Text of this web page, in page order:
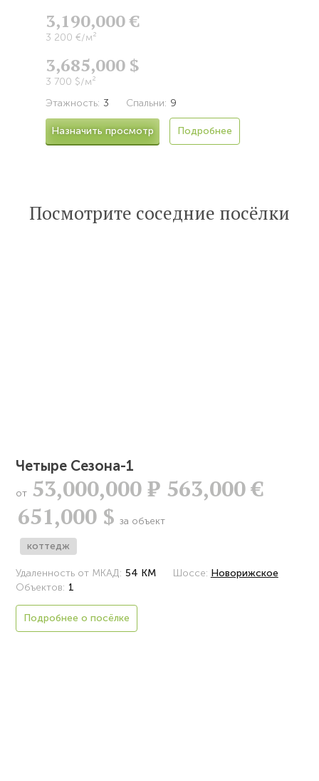
3,190,000 €
3 200 €/м²
3,685,000 $
3 700 $/м²
Этажность: 3 Спальни: 9
Назначить просмотр Подробнее
Посмотрите соседние посёлки
Четыре Сезона-1
от 53,000,000Р 563,000 €
651,000 $ за объект
коттедж
Удаленность от МКАД: 54 КМ Шоссе: Новорижское
Объектов: 1
Подробнее о посёлке